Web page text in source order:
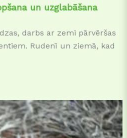
un uzglabāšana
darbs ar zemi pārvēršas
Rudenī un ziemā, kad